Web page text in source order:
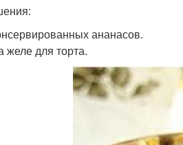
ананасов.
желе для торта.